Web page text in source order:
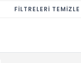
FILTRELERI TEMIZLE